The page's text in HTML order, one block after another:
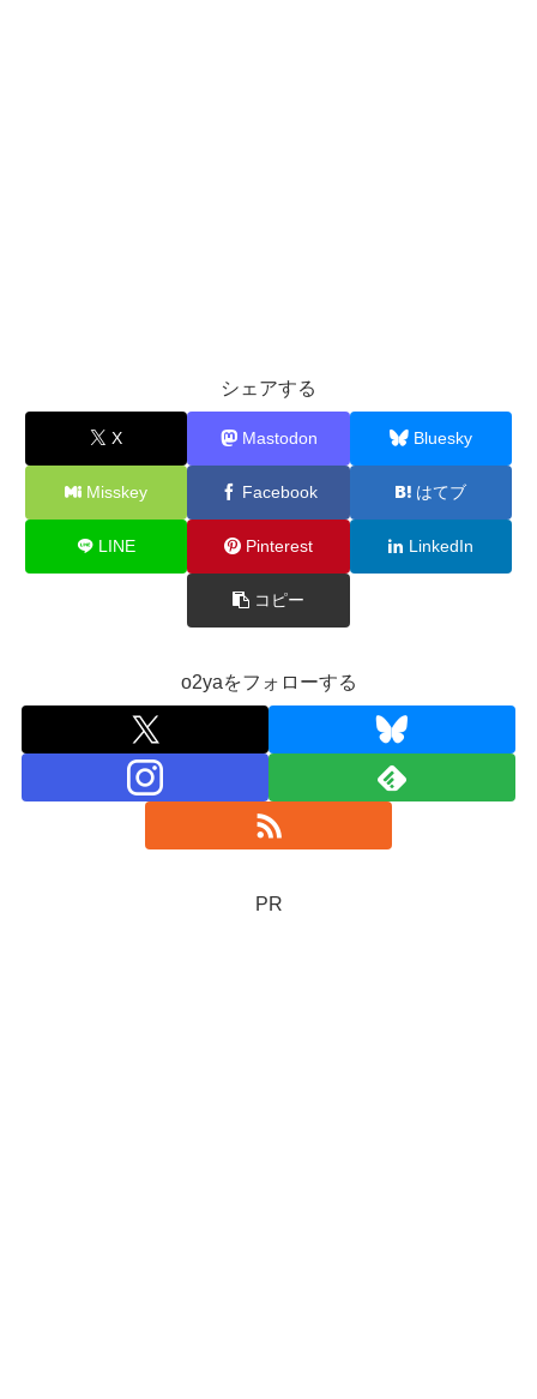
シェアする
X Mastodon Bluesky
Misskey Facebook はてブ
LINE Pinterest LinkedIn
コピー
o2yaをフォローする
PR